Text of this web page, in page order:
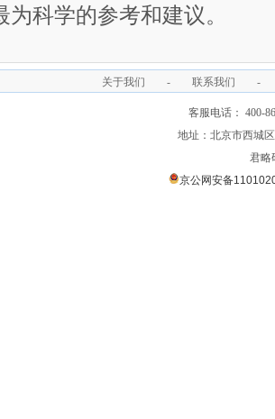
为科学的参考和建议。
关于我们 - 联系我们 -
客服电话： 400-
地址：北京市西城
君略
京公网安备